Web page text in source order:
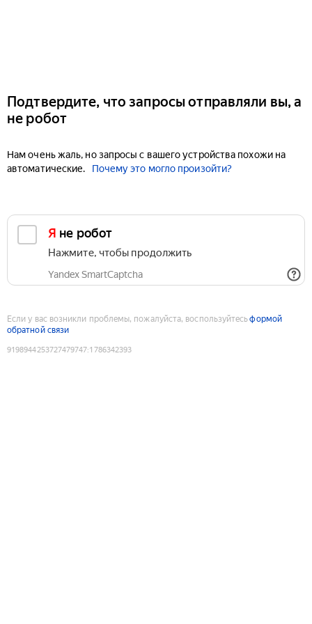
Подтвердите, что запросы отправляли вы, а
не робот
Нам очень жаль, но запросы с вашего устройства похожи на
автоматические.
Почему это могло произойти?
Я не робот
Нажмите, чтобы продолжить
Yandex SmartCaptcha
Если у вас возникли проблемы, пожалуйста, воспользуйтесьформой
обратной связи
9198944253727479747:1786342393